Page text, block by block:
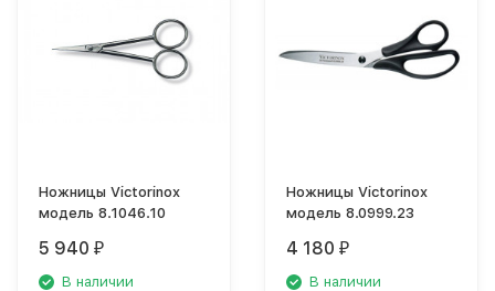
Ножницы Victorinox
модель 8.1046.10
5 940 ₽
В наличии
Ножницы Victorinox
модель 8.0999.23
4 180 ₽
В наличии